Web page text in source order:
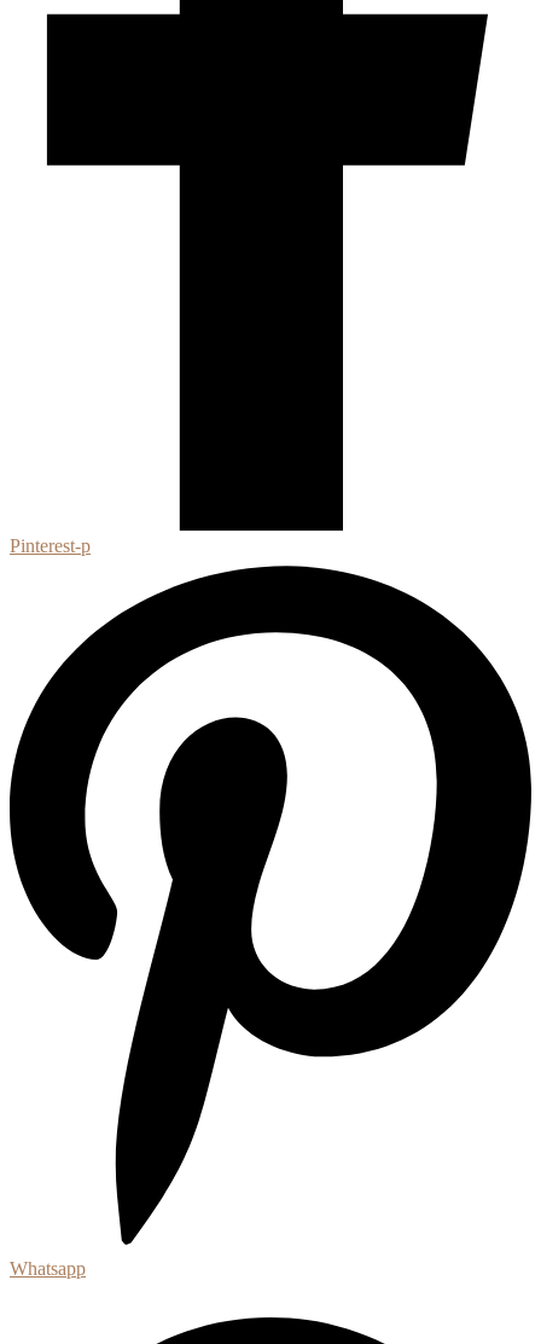
Pinterest-p
Whatsapp